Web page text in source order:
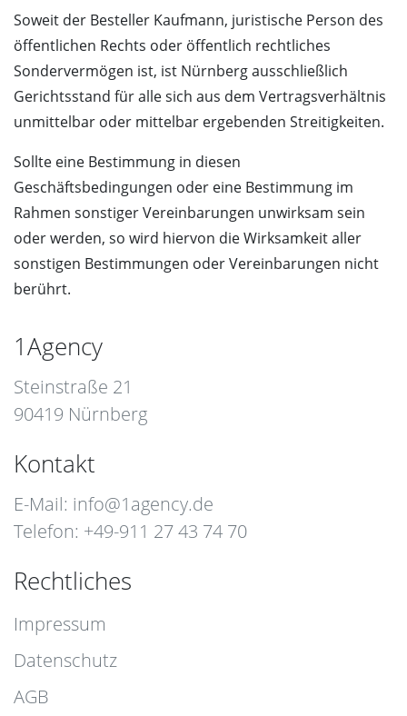
Soweit der Besteller Kaufmann, juristische Person des
öffentlichen Rechts oder öffentlich rechtliches
Sondervermögen ist, ist Nürnberg ausschließlich
Gerichtsstand für alle sich aus dem Vertragsverhältnis
unmittelbar oder mittelbar ergebenden Streitigkeiten.
Sollte eine Bestimmung in diesen
Geschäftsbedingungen oder eine Bestimmung im
Rahmen sonstiger Vereinbarungen unwirksam sein
oder werden, so wird hiervon die Wirksamkeit aller
sonstigen Bestimmungen oder Vereinbarungen nicht
berührt.
1Agency
Steinstraße 21
90419 Nürnberg
Kontakt
E-Mail: info@1agency.de
Telefon: +49-911 27 43 74 70
Rechtliches
Impressum
Datenschutz
AGB